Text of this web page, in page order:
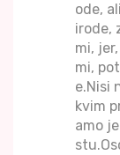
ode,
irode,
mi,
mi,
e.Nisi
kvim
amo